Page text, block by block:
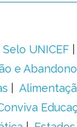
Selo UNICEF
e